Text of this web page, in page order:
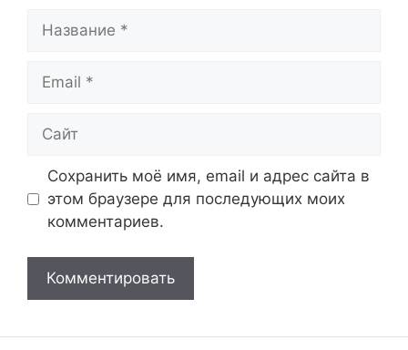
Название
Email
Сайт
Сохранить моё имя, email и адрес сайта в
этом браузере для последующих моих
комментариев.